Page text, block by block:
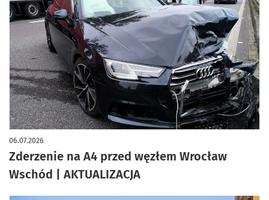
Zderzenie na A4 przed węzłem Wrocław
Wschód | AKTUALIZACJA
06.07.2026
artykuł z galerią zdjęć